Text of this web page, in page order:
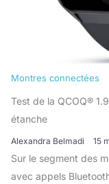
Montres connectées
Test de la QCOQ®
étanche
Alexandra Belmadi 15
Sur le segment des
avec appels